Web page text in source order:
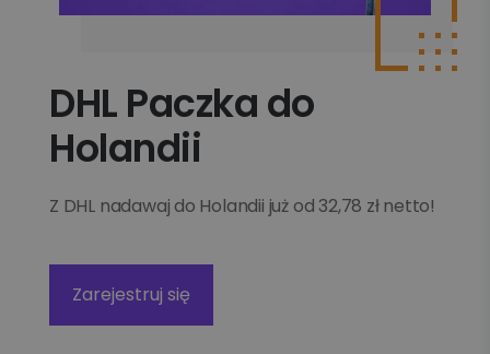
DHL Paczka do
Holandii
Z DHL nadawaj do Holandii już od 32,78 zł netto!
Zarejestruj się